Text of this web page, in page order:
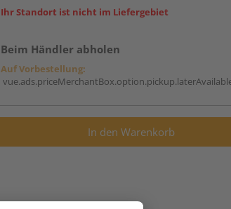
Ihr Standort ist nicht im Liefergebiet
Beim Händler abholen
Auf Vorbestellung:
In den Warenkorb